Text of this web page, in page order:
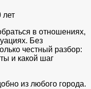
лет
в отношениях,
Без
честный разбор:
и какой шаг
из любого города.